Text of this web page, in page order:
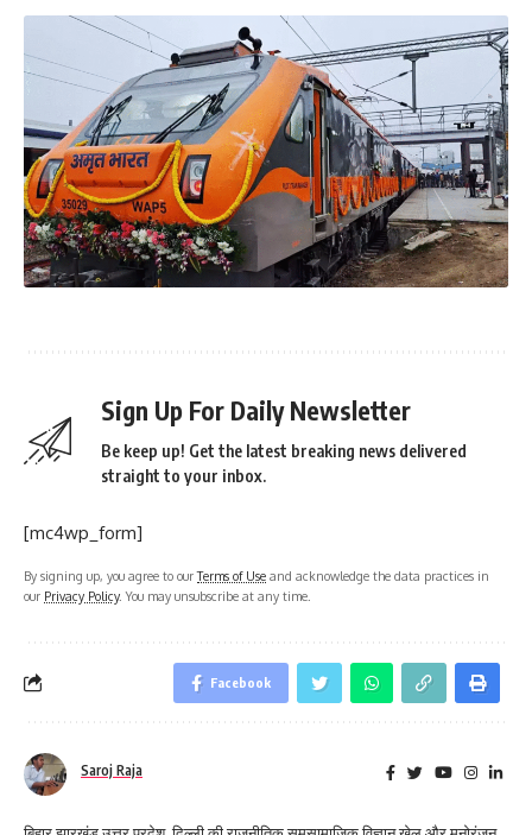
Sign Up For Daily Newsletter
Be keep up! Get the latest breaking news delivered
straight to your inbox.
[mc4wp_form]
By signing up, you agree to ourTerms of Use and acknowledge the data practices in
our Privacy Policy. You may unsubscribe at any time.
Facebook
Saroj Raja